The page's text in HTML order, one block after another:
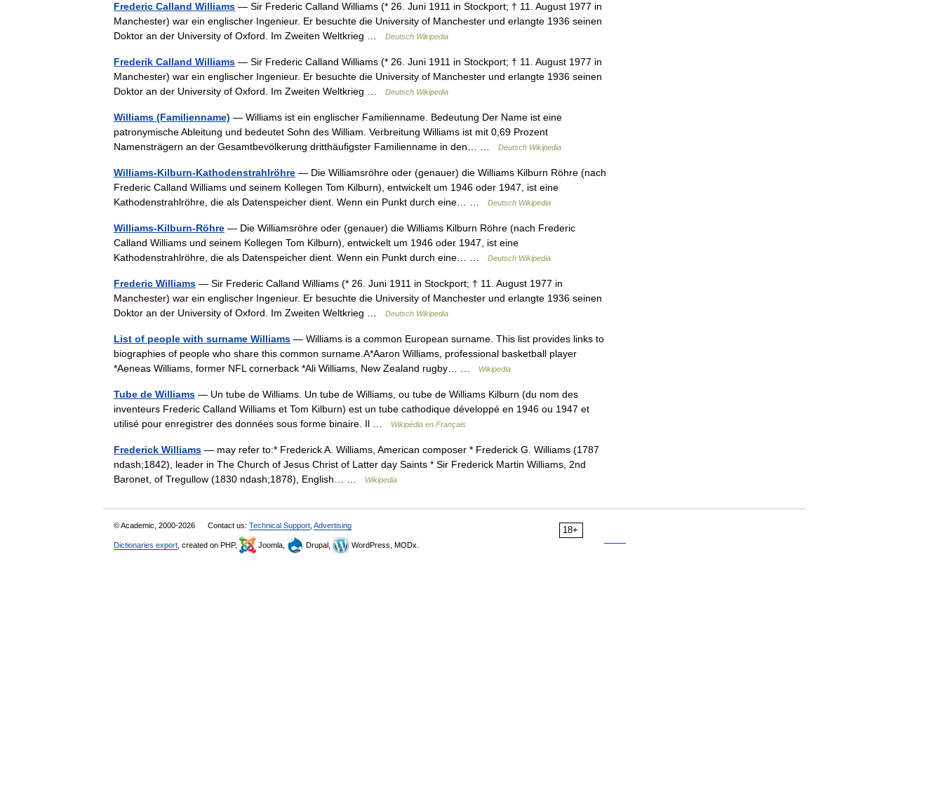
Frederic Calland Williams — Sir Frederic Calland Williams (* 26. Juni 1911 in Stockport; † 11. August 1977 in
Manchester) war ein englischer Ingenieur. Er besuchte die University of Manchester und erlangte 1936 seinen
Doktor an der University of Oxford. Im Zweiten Weltkrieg …
Deutsch Wikipedia
Frederik Calland Williams — Sir Frederic Calland Williams (* 26. Juni 1911 in Stockport; † 11. August 1977 in
Manchester) war ein englischer Ingenieur. Er besuchte die University of Manchester und erlangte 1936 seinen
Doktor an der University of Oxford. Im Zweiten Weltkrieg …
Deutsch Wikipedia
Williams (Familienname) — Williams ist ein englischer Familienname. Bedeutung Der Name ist eine
patronymische Ableitung und bedeutet Sohn des William. Verbreitung Williams ist mit 0,69 Prozent
Namensträgern an der Gesamtbevölkerung dritthäufigster Familienname in den… …
Deutsch Wikipedia
Williams-Kilburn-Kathodenstrahlröhre — Die Williamsröhre oder (genauer) die Williams Kilburn Röhre (nach
Frederic Calland Williams und seinem Kollegen Tom Kilburn), entwickelt um 1946 oder 1947, ist eine
Kathodenstrahlröhre, die als Datenspeicher dient. Wenn ein Punkt durch eine… …
Deutsch Wikipedia
Williams-Kilburn-Röhre — Die Williamsröhre oder (genauer) die Williams Kilburn Röhre (nach Frederic
Calland Williams und seinem Kollegen Tom Kilburn), entwickelt um 1946 oder 1947, ist eine
Kathodenstrahlröhre, die als Datenspeicher dient. Wenn ein Punkt durch eine… …
Deutsch Wikipedia
Frederic Williams — Sir Frederic Calland Williams (* 26. Juni 1911 in Stockport; † 11. August 1977 in
Manchester) war ein englischer Ingenieur. Er besuchte die University of Manchester und erlangte 1936 seinen
Doktor an der University of Oxford. Im Zweiten Weltkrieg …
Deutsch Wikipedia
List of people with surname Williams — Williams is a common European surname. This list provides links to
biographies of people who share this common surname.A*Aaron Williams, professional basketball player
*Aeneas Williams, former NFL cornerback *Ali Williams, New Zealand rugby… …
Wikipedia
Tube de Williams — Un tube de Williams. Un tube de Williams, ou tube de Williams Kilburn (du nom des
inventeurs Frederic Calland Williams et Tom Kilburn) est un tube cathodique développé en 1946 ou 1947 et
utilisé pour enregistrer des données sous forme binaire. Il …
Wikipédia en Français
Frederick Williams — may refer to:* Frederick A. Williams, American composer * Frederick G. Williams (1787
ndash;1842), leader in The Church of Jesus Christ of Latter day Saints * Sir Frederick Martin Williams, 2nd
Baronet, of Tregullow (1830 ndash;1878), English… …
Wikipedia
18+
© Academic, 2000-2026 Contact us: Technical Support Advertising
Dictionaries export , created on PHP, Joomla, Drupal, WordPress, MODx.